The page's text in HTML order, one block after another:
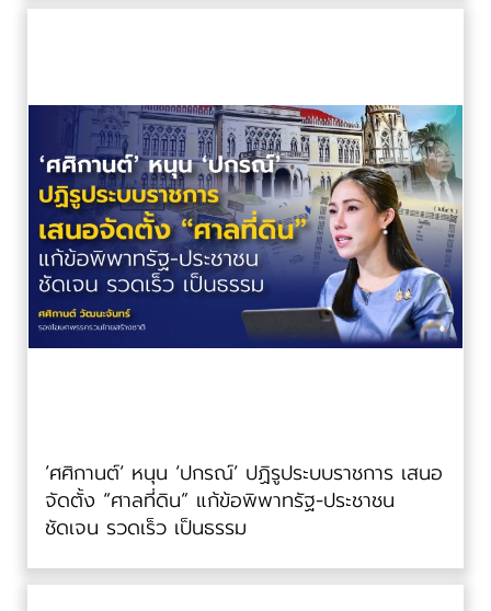
’ศศิกานต์‘ หนุน ‘ปกรณ์’ ปฏิรูประบบราชการ เสนอ
จัดตั้ง “ศาลที่ดิน” แก้ข้อพิพาทรัฐ-ประชาชน
ชัดเจน รวดเร็ว เป็นธรรม